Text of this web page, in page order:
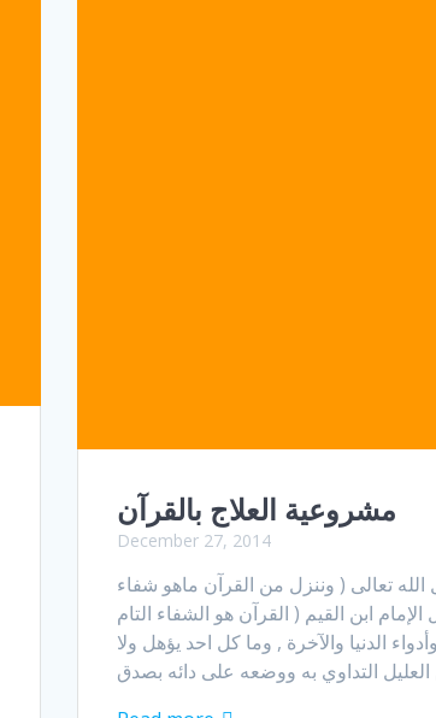
مشروعية العلاج بالقرآن
December 27, 2014
الله تعالى ( وننزل من القرآن ماهو شفاء
) (الاسراء 82) وقال الإمام ابن القيم ( القرآن هو الشفاء التام
الدنيا والآخرة , وما كل احد يؤهل ولا